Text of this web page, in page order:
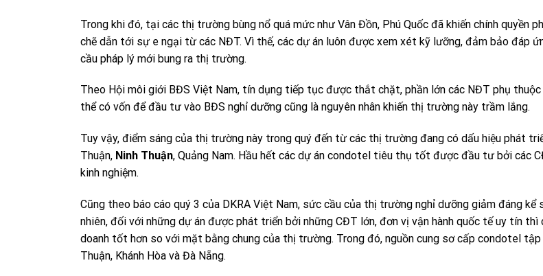
Trong khi đó, tại các thị trường bùng nổ quá mức như Vân Đồn, Phú Quốc đã khiến chính quyền
chẽ dẫn tới sự e ngại từ các NĐT. Vì thế, các dự án luôn được xem xét kỹ lưỡng, đảm bảo đáp
cầu pháp lý mới bung ra thị trường.
Theo Hội môi giới BĐS Việt Nam, tín dụng tiếp tục được thắt chặt, phần lớn các NĐT phụ thuộc
thể có vốn để đầu tư vào BĐS nghỉ dưỡng cũng là nguyên nhân khiến thị trường này trầm lắng.
Tuy vậy, điểm sáng của thị trường này trong quý đến từ các thị trường đang có dấu hiệu phát
Thuận, Ninh Thuận, Quảng Nam. Hầu hết các dự án condotel tiêu thụ tốt được đầu tư bởi các
kinh nghiệm.
Cũng theo báo cáo quý 3 của DKRA Việt Nam, sức cầu của thị trường nghỉ dưỡng giảm đáng kể
nhiên, đối với những dự án được phát triển bởi những CĐT lớn, đơn vị vận hành quốc tế uy tín thì
doanh tốt hơn so với mặt bằng chung của thị trường. Trong đó, nguồn cung sơ cấp condotel tập
Thuận, Khánh Hòa và Đà Nẵng.